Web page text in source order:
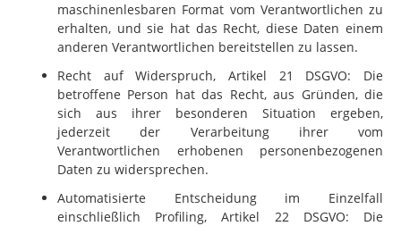
maschinenlesbaren Format vom Verantwortlichen zu
erhalten, und sie hat das Recht, diese Daten einem
anderen Verantwortlichen bereitstellen zu lassen.
Recht auf Widerspruch, Artikel 21 DSGVO: Die
betroffene Person hat das Recht, aus Gründen, die
sich aus ihrer besonderen Situation ergeben,
jederzeit der Verarbeitung ihrer vom
Verantwortlichen erhobenen personenbezogenen
Daten zu widersprechen.
Automatisierte Entscheidung im Einzelfall
einschließlich Profiling, Artikel 22 DSGVO: Die